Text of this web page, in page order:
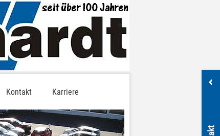
Kontakt Karriere